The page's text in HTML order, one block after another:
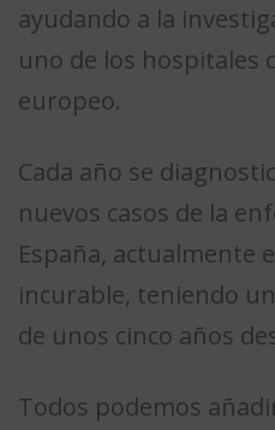
ayudando a la
uno de los hospitales
europeo.
Cada año se
nuevos casos de la
España, actualmente
incurable, teniendo
de unos cinco años
Todos podemos